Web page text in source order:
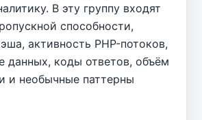
В эту группу входят
способности,
активность PHP-потоков,
данных, коды ответов, объём
и необычные паттерны